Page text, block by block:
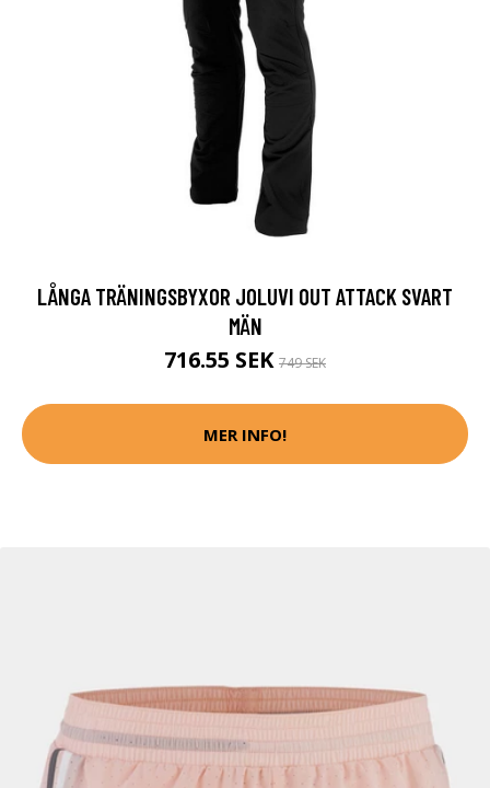
LÅNGA TRÄNINGSBYXOR JOLUVI OUT ATTACK SVART
MÄN
716.55 SEK 749 SEK
MER INFO!